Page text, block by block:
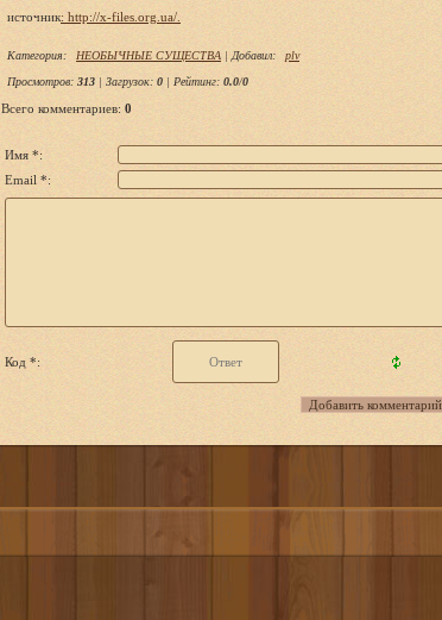
источник: http://x-files.org.ua/.
Категория: НЕОБЫЧНЫЕ СУЩЕСТВА | Добавил:
plv
Просмотров: 313 | Загрузок: 0 | Рейтинг: 0.0/0
Всего комментариев: 0
Имя *:
Email *:
Код *: